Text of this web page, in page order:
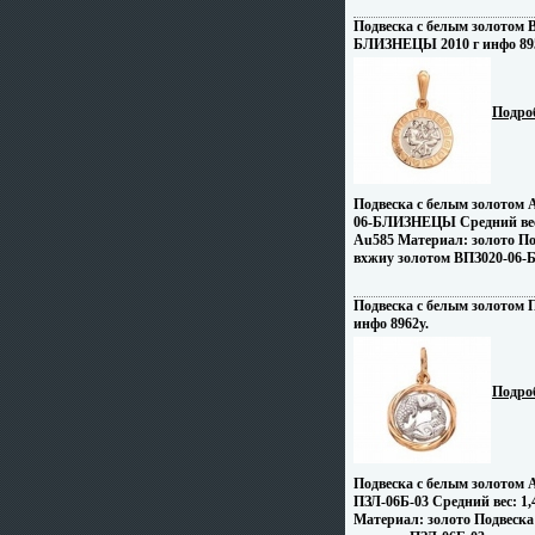
Подвеска с белым золотом
БЛИЗНЕЦЫ 2010 г инфо
Подвеска с белым
06-БЛИЗНЕЦЫ Средний
Au585 Материал: золото
вхжиу золотом ВПЗ020-
Подвеска с белым золотом
инфо 8962y.
Подвеска с белым золотом
ПЗЛ-06Б-03 Средний вес:
Материал: золото